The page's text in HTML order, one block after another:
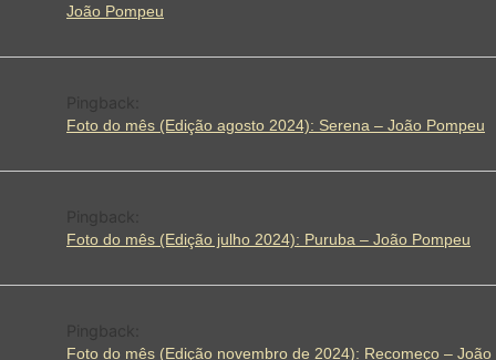
João Pompeu
Foto do mês (Edição agosto 2024): Serena – João Pompeu
Foto do mês (Edição julho 2024): Puruba – João Pompeu
Foto do mês (Edição novembro de 2024): Recomeço – João